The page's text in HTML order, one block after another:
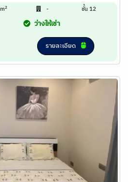
2 - ชั้น 12
ว่างให้เช่า
รายละเอียด